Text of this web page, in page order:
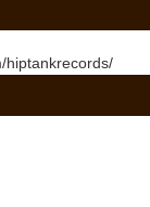
hiptankrecords/